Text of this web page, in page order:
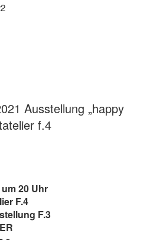
Ausstellung „happy
f.4
20 Uhr
F.4
F.3